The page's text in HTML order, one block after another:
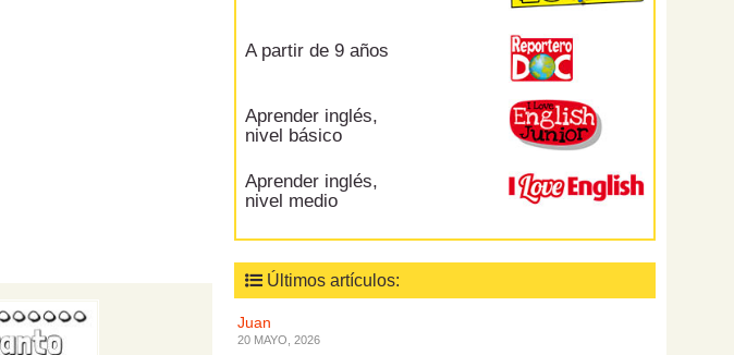
A partir de 9 años
Aprender inglés,
nivel básico
Aprender inglés,
nivel medio
Últimos artículos:
Juan
20 MAYO, 2026